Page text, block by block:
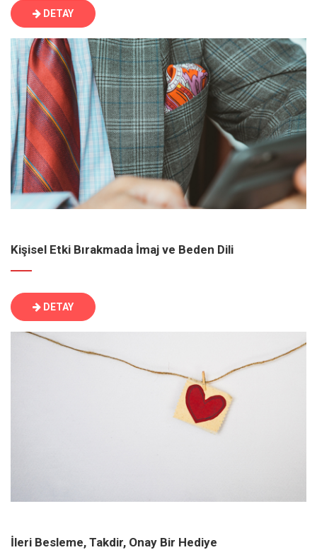
DETAY
Kişisel Etki Bırakmada İmaj ve Beden Dili
DETAY
İleri Besleme, Takdir, Onay Bir Hediye